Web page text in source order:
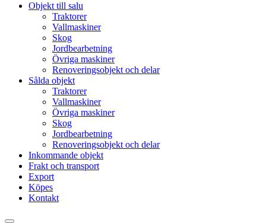
Objekt till salu
Traktorer
Vallmaskiner
Skog
Jordbearbetning
Övriga maskiner
Renoveringsobjekt och delar
Sålda objekt
Traktorer
Vallmaskiner
Övriga maskiner
Skog
Jordbearbetning
Renoveringsobjekt och delar
Inkommande objekt
Frakt och transport
Export
Köpes
Kontakt